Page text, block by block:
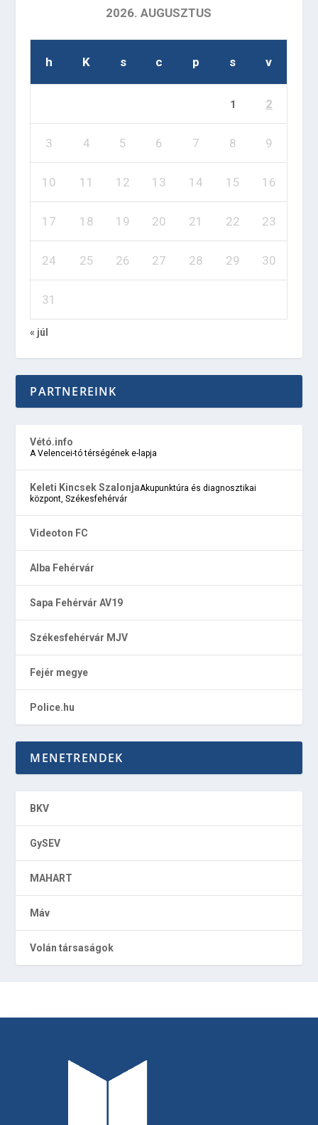
2026. AUGUSZTUS
h K s c p s v
1 2
3 4 5 6 7 8 9
10 11 12 13 14 15 16
17 18 19 20 21 22 23
24 25 26 27 28 29 30
31
« júl
PARTNEREINK
Vétó.info
A Velencei-tó térségének e-lapja
Keleti Kincsek SzalonjaAkupunktúra és diagnosztikai
központ, Székesfehérvár
Videoton FC
Alba Fehérvár
Sapa Fehérvár AV19
Székesfehérvár MJV
Fejér megye
Police.hu
MENETRENDEK
BKV
GySEV
MAHART
Máv
Volán társaságok